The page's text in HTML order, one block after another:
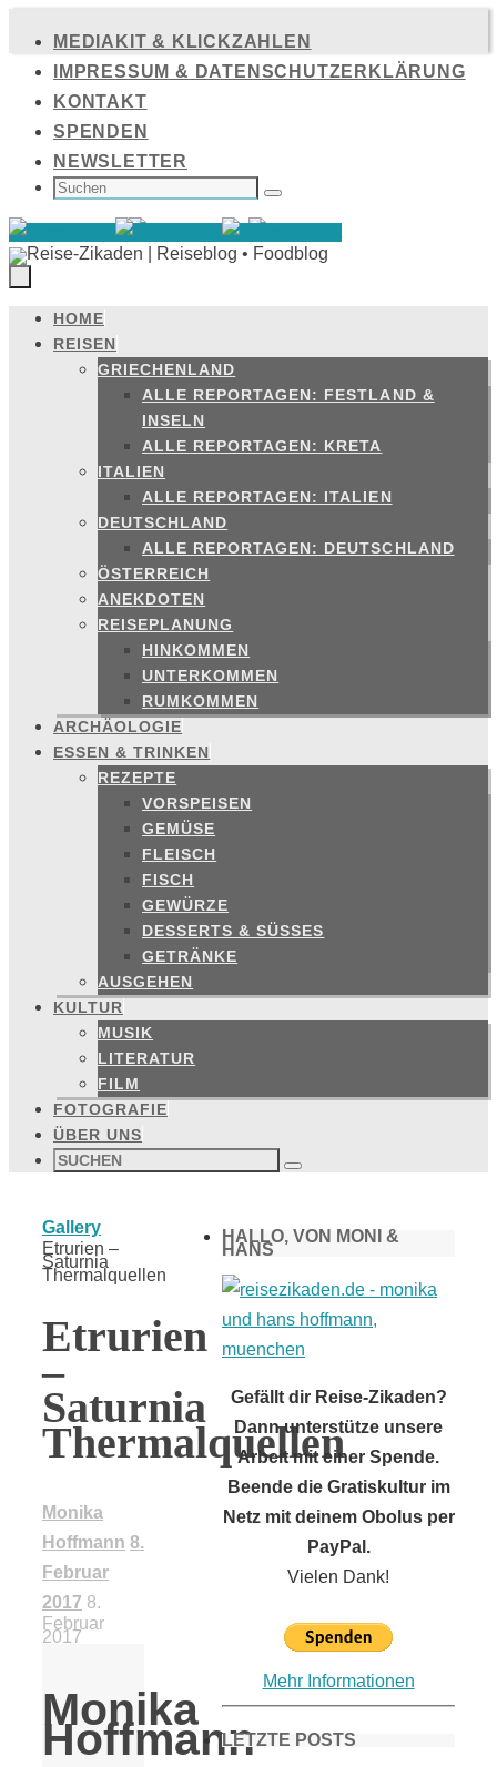
Inhalt
springen
MEDIAKIT & KLICKZAHLEN
IMPRESSUM & DATENSCHUTZERKLÄRUNG
KONTAKT
SPENDEN
NEWSLETTER
SUCHEN
NACH: Suchen
Zum
Inhalt
springen
HOME
REISEN
GRIECHENLAND
ALLE REPORTAGEN: FESTLAND &
INSELN
ALLE REPORTAGEN: KRETA
ITALIEN
ALLE REPORTAGEN: ITALIEN
DEUTSCHLAND
ALLE REPORTAGEN: DEUTSCHLAND
ÖSTERREICH
ANEKDOTEN
REISEPLANUNG
HINKOMMEN
UNTERKOMMEN
RUMKOMMEN
ARCHÄOLOGIE
ESSEN & TRINKEN
REZEPTE
VORSPEISEN
GEMÜSE
FLEISCH
FISCH
GEWÜRZE
DESSERTS & SÜSSES
GETRÄNKE
AUSGEHEN
KULTUR
MUSIK
LITERATUR
FILM
FOTOGRAFIE
ÜBER UNS
Suchen
nach: Suchen
Start
Gallery
Etrurien –
Saturnia
Thermalquellen
Etrurien
–
Saturnia
Thermalquellen
Monika
Hoffmann 8.
Februar
2017 8.
Februar
2017
Monika
Hoffmann
HALLO, VON MONI &
HANS
Gefällt dir Reise-Zikaden?
Dann unterstütze unsere
Arbeit mit einer Spende.
Beende die Gratiskultur im
Netz mit deinem Obolus per
PayPal.
Vielen Dank!
Mehr Informationen
LETZTE POSTS